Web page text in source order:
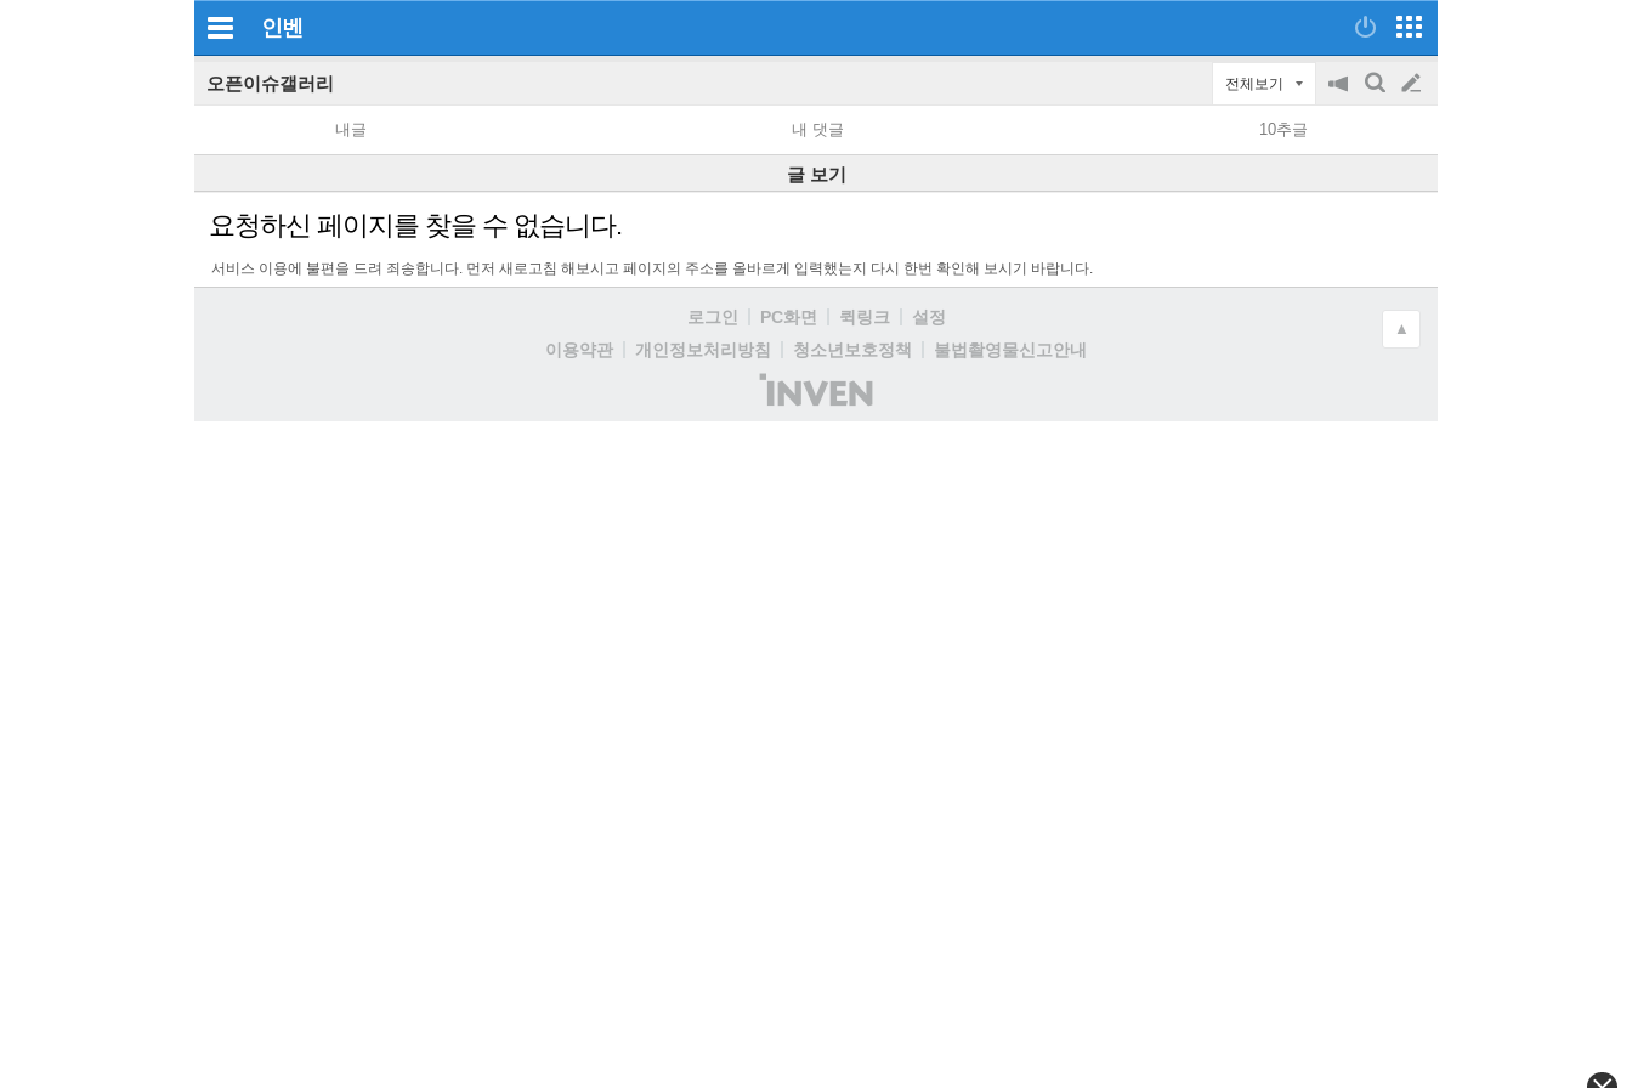
인벤
오픈이슈갤러리 전체보기
공
on/off
검
글
쓰
기
내글 내 댓글 10추글
글 보기
요청하신 페이지를 찾을 수 없습니다.
서비스 이용에 불편을 드려 죄송합니다. 먼저 새로고침 해보시고 페이지의 주소를 올바르게 입력했는지 다시 한번 확인해 보시기 바랍니다.
로그인 PC화면 퀵링크
설정
이용약관
개인정보처리방침 청소년보호정책
불법촬영물신고안내
(주)
인
▲